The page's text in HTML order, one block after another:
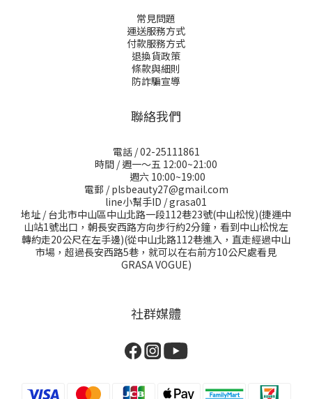
常見問題
運送服務方式
付款服務方式
退換貨政策
條款與細則
防詐騙宣導
聯絡我們
電話 / 02-25111861
時間 / 週一～五 12:00~21:00
週六 10:00~19:00
電郵 / plsbeauty27@gmail.com
line小幫手ID / grasa01
地址 / 台北市中山區中山北路一段112巷23號(中山松悅)(捷運中
山站1號出口，朝長安西路方向步行約2分鐘，看到中山松悅左
轉約走20公尺在左手邊)(從中山北路112巷進入，直走經過中山
市場，超過長安西路5巷，就可以在右前方10公尺處看見
GRASA VOGUE)
社群媒體